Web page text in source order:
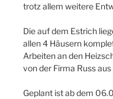
trotz allem weitere
Die auf dem Estrich
allen 4 Häusern
Arbeiten an den
von der Firma Russ
Geplant ist ab dem